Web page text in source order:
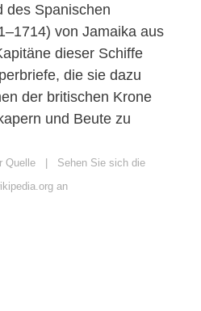
des Spanischen
von Jamaika aus
dieser Schiffe
die sie dazu
der britischen Krone
und Beute zu
Quelle | Sehen Sie sich die
an